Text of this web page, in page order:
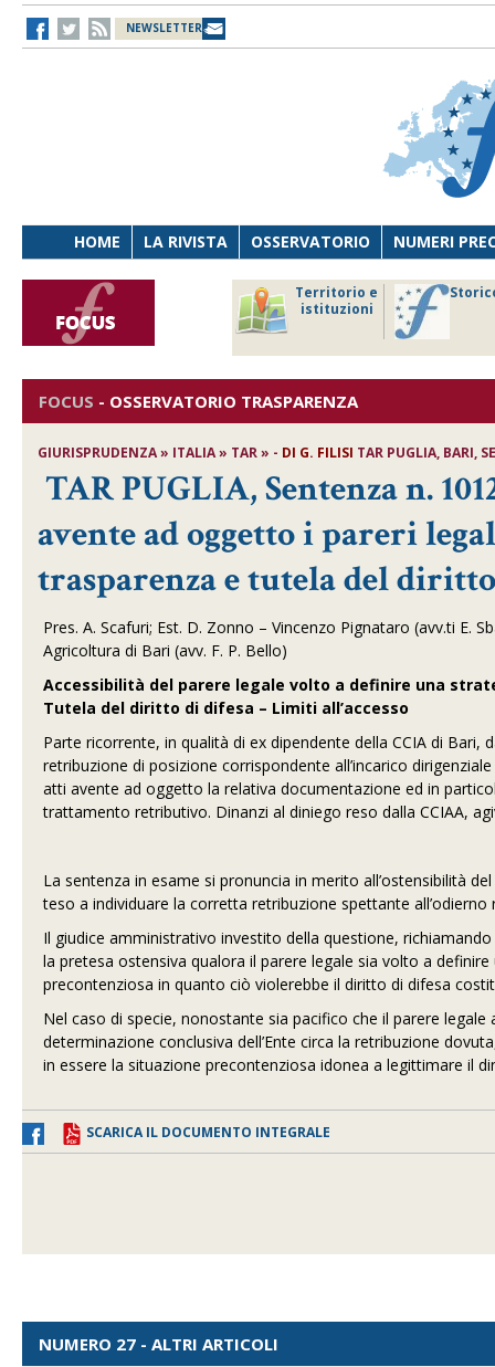
NEWSLETTER
HOME LA RIVISTA OSSERVATORIO NUMERI
Territorio e
istituzioni
FOCUS - OSSERVATORIO TRASPARENZA
GIURISPRUDENZA » ITALIA » TAR » - DI G. FILISI TAR PUGLIA, BARI,
TAR PUGLIA, Sentenza n.
avente ad oggetto i pareri
trasparenza e tutela del
Pres. A. Scafuri; Est. D. Zonno – Vincenzo Pignataro (avv.ti E.
Agricoltura di Bari (avv. F. P. Bello)
Accessibilità del parere legale volto a definire una
Tutela del diritto di difesa – Limiti all’accesso
Parte ricorrente, in qualità di ex dipendente della CCIA di
retribuzione di posizione corrispondente all’incarico
atti avente ad oggetto la relativa documentazione ed in
trattamento retributivo. Dinanzi al diniego reso dalla CCIAA,
La sentenza in esame si pronuncia in merito all’ostensibilità
teso a individuare la corretta retribuzione spettante all’odierno
Il giudice amministrativo investito della questione,
la pretesa ostensiva qualora il parere legale sia volto a
precontenziosa in quanto ciò violerebbe il diritto di difesa
Nel caso di specie, nonostante sia pacifico che il parere
determinazione conclusiva dell’Ente circa la retribuzione
in essere la situazione precontenziosa idonea a legittimare il
SCARICA IL DOCUMENTO INTEGRALE
NUMERO 27 - ALTRI ARTICOLI